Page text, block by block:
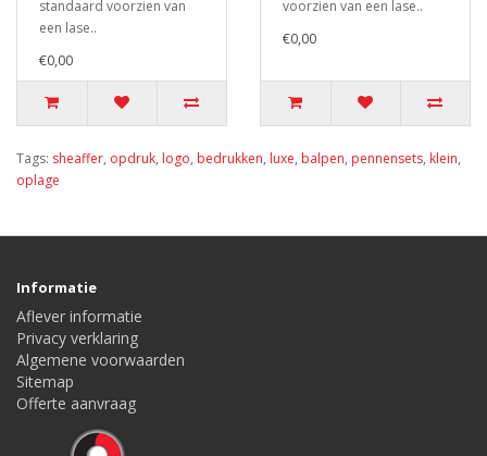
standaard voorzien van
een lase..
€0,00
voorzien van een lase..
€0,00
Tags: sheaffer, opdruk, logo, bedrukken, luxe, balpen, pennensets, klein,
oplage
Informatie
Aflever informatie
Privacy verklaring
Algemene voorwaarden
Sitemap
Offerte aanvraag